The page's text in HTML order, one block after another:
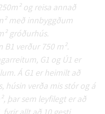
og reisa annað
með innbyggðum
gróðurhús.
verður 750 m².
G1 og Ú1 er
Á G1 er heimilt að
húsin verða mis stór og á
þar sem leyfilegt er að